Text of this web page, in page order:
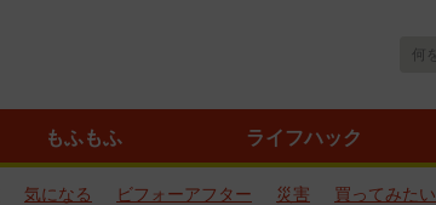
もふもふ ライフハック
気になる ビフォーアフター 災害 買ってみたい